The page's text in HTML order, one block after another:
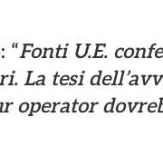
“Fonti U.E.
La tesi
operator